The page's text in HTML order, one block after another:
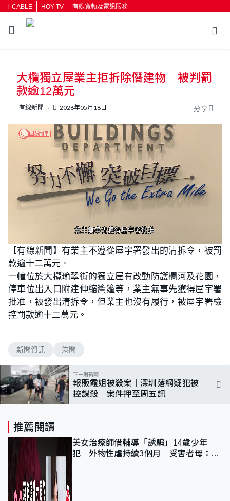
i-CABLE HOY TV 有線寬頻及電訊服務
按輸入鍵開始搜尋
大欖獨立屋業主拒拆除僭建物 被判罰
款逾12萬元
有線新聞 2026年05月18日 分享
n
m
t
e
o
a
d
:
1
0
0
.
0
【有線新聞】有業主不遵從屋宇署發出的清拆令，被罰
款逾十二萬元。
一幢位於大欖瑜翠街的獨立屋有改動防護欄河及花園，
停車位出入口附建伸縮簷篷等，業主無事先獲得屋宇署
批准，被發出清拆令，但業主也沒有履行，被屋宇署檢
控罰款逾十二萬元。
新聞資訊 港聞
下一則新聞
報販霞姐被殺案｜深圳落網疑犯被
控謀殺 案件押至周五訊
推薦閱讀
美女治療師借輔導「誘騙」14歲少年
犯 外物性虐持續3個月 受害者母：要